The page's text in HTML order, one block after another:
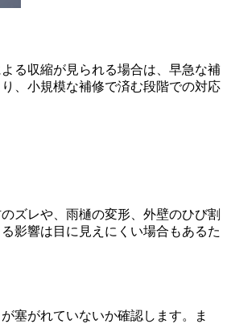
る収縮が見られる場合は、早急な補
、小規模な補修で済む段階での対応
ズレや、雨樋の変形、外壁のひび割
影響は目に見えにくい場合もあるた
塞がれていないか確認します。ま